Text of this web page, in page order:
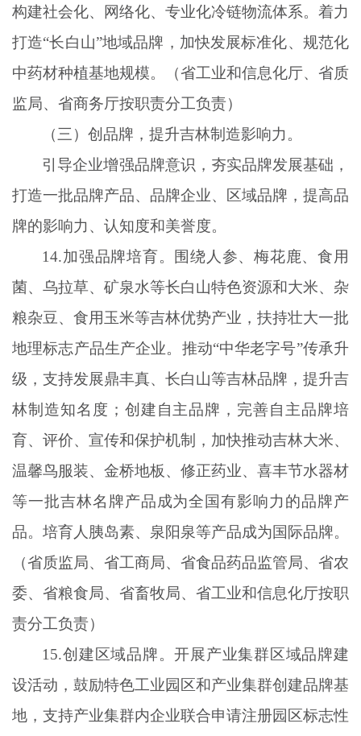
构建社会化、网络化、专业化冷链物流体系。着力
打造“长白山”地域品牌，加快发展标准化、规范化
中药材种植基地规模。（省工业和信息化厅、省质
监局、省商务厅按职责分工负责）
（三）创品牌，提升吉林制造影响力。
引导企业增强品牌意识，夯实品牌发展基础，
打造一批品牌产品、品牌企业、区域品牌，提高品
牌的影响力、认知度和美誉度。
14.加强品牌培育。围绕人参、梅花鹿、食用
菌、乌拉草、矿泉水等长白山特色资源和大米、杂
粮杂豆、食用玉米等吉林优势产业，扶持壮大一批
地理标志产品生产企业。推动“中华老字号”传承升
级，支持发展鼎丰真、长白山等吉林品牌，提升吉
林制造知名度；创建自主品牌，完善自主品牌培
育、评价、宣传和保护机制，加快推动吉林大米、
温馨鸟服装、金桥地板、修正药业、喜丰节水器材
等一批吉林名牌产品成为全国有影响力的品牌产
品。培育人胰岛素、泉阳泉等产品成为国际品牌。
（省质监局、省工商局、省食品药品监管局、省农
委、省粮食局、省畜牧局、省工业和信息化厅按职
责分工负责）
15.创建区域品牌。开展产业集群区域品牌建
设活动，鼓励特色工业园区和产业集群创建品牌基
地，支持产业集群内企业联合申请注册园区标志性